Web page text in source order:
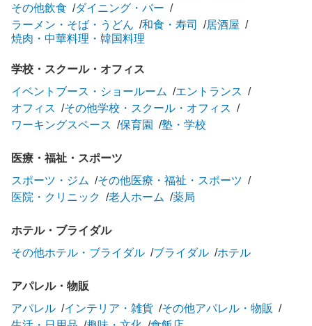
その他飲食
ダイニング・バー
ラーメン・そば・うどん
和食・寿司
居酒屋
焼肉・中華料理・韓国料理
学校・スクール・オフィス
イベントブース・ショールーム
エントランス
オフィス
その他学校・スクール・オフィス
ワーキングスペース
保育園 塾・学校
医療・福祉・スポーツ
スポーツ・ジム
その他医療・福祉・スポーツ
医院・クリニック
老人ホーム 薬局
ホテル・ブライダル
その他ホテル・ブライダル
ブライダル ホテル
アパレル・物販
アパレル
インテリア・雑貨
その他アパレル・物販